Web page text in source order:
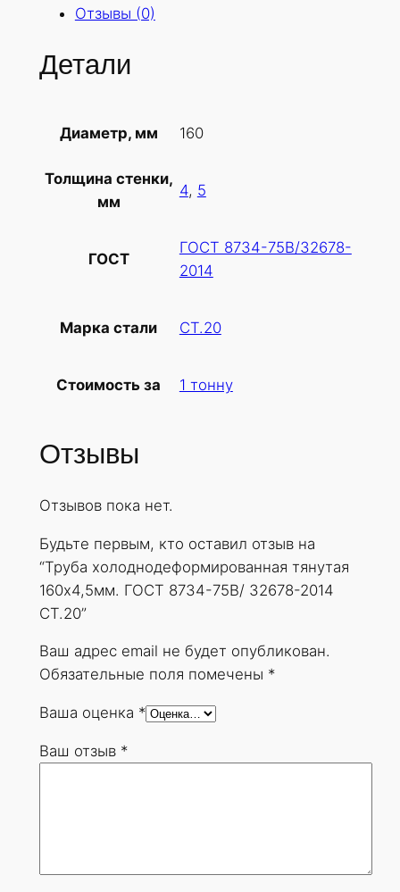
о
н
д
ф
р
м
и
р
в
а
н
я
Отзывы (0)
Детали
Диаметр, мм 160
Толщина стенки,
мм
4, 5
ГОСТ
ГОСТ 8734-75В/32678-
2014
Марка стали СТ.20
Стоимость за 1 тонну
Отзывы
Отзывов пока нет.
Будьте первым, кто оставил отзыв на
“Труба холоднодеформированная тянутая
160х4,5мм. ГОСТ 8734-75В/ 32678-2014
СТ.20”
Ваш адрес email не будет опубликован.
Обязательные поля помечены *
Ваша оценка *
Ваш отзыв *